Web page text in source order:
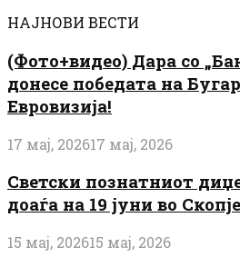
НАЈНОВИ ВЕСТИ
(Фото+видео) Дара со
донесе победата на
Евровизија!
17 мај, 202617 мај, 2026
Светски познатниот
доаѓа на 19 јуни во
15 мај, 202615 мај, 2026